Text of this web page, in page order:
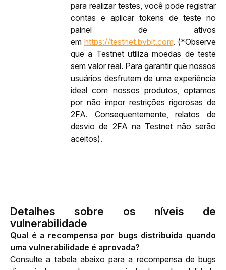
para realizar testes, você pode registrar
contas e aplicar tokens de teste no
painel de ativos
em https://testnet.bybit.com. (*Observe
que a Testnet utiliza moedas de teste
sem valor real. Para garantir que nossos
usuários desfrutem de uma experiência
ideal com nossos produtos, optamos
por não impor restrições rigorosas de
2FA. Consequentemente, relatos de
desvio de 2FA na Testnet não serão
aceitos).
Detalhes sobre os níveis de
vulnerabilidade
Qual é a recompensa por bugs distribuída quando
uma vulnerabilidade é aprovada?
Consulte a tabela abaixo para a recompensa de bugs